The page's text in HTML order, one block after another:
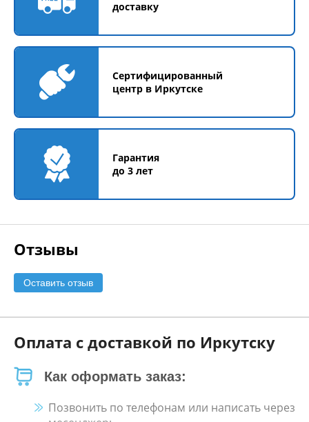
доставку
Сертифицированный
центр в Иркутске
Гарантия
до 3 лет
Отзывы
Оставить отзыв
Оплата с доставкой по Иркутску
Как оформать заказ:
Позвонить по телефонам или написать через